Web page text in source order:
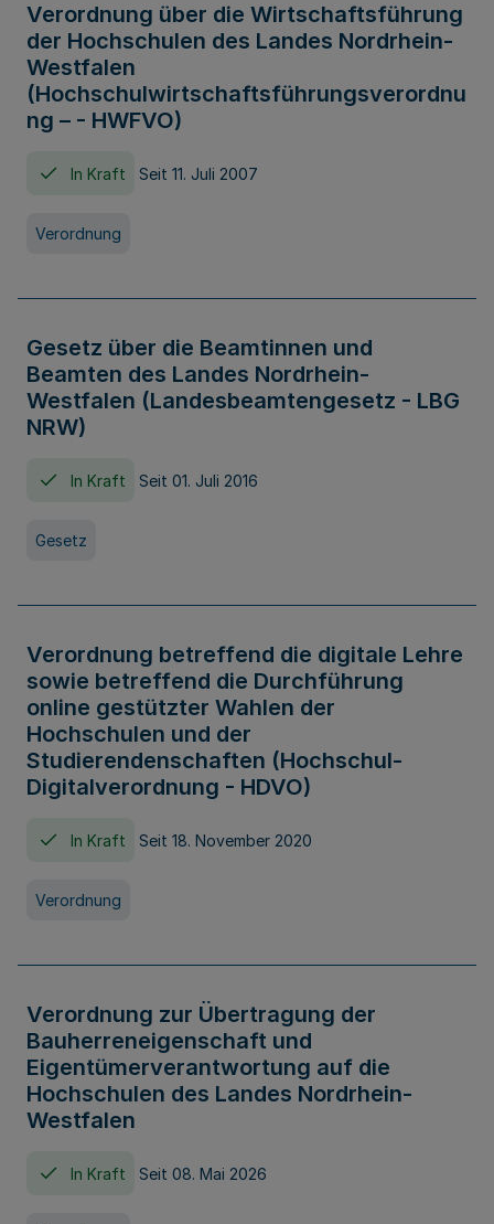
Verordnung über die Wirtschaftsführung
der Hochschulen des Landes Nordrhein-
Westfalen
(Hochschulwirtschaftsführungsverordnu
ng – - HWFVO)
In Kraft Seit 11. Juli 2007
Verordnung
Gesetz über die Beamtinnen und
Beamten des Landes Nordrhein-
Westfalen (Landesbeamtengesetz - LBG
NRW)
In Kraft Seit 01. Juli 2016
Gesetz
Verordnung betreffend die digitale Lehre
sowie betreffend die Durchführung
online gestützter Wahlen der
Hochschulen und der
Studierendenschaften (Hochschul-
Digitalverordnung - HDVO)
In Kraft Seit 18. November 2020
Verordnung
Verordnung zur Übertragung der
Bauherreneigenschaft und
Eigentümerverantwortung auf die
Hochschulen des Landes Nordrhein-
Westfalen
In Kraft Seit 08. Mai 2026